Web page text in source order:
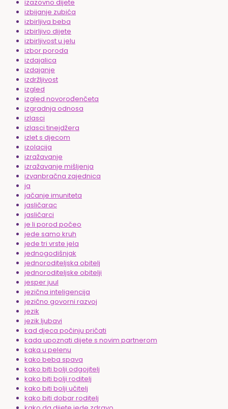
izazovno dijete
izbijanje zubića
izbirljiva beba
izbirljivo dijete
izbirljivost u jelu
izbor poroda
izdajalica
izdajanje
izdržljivost
izgled
izgled novorođenčeta
izgradnja odnosa
izlasci
izlasci tinejdžera
izlet s djecom
izolacija
izražavanje
izražavanje mišljenja
izvanbračna zajednica
ja
jačanje imuniteta
jasličarac
jasličarci
je li porod počeo
jede samo kruh
jede tri vrste jela
jednogodišnjak
jednoroditeljska obitelj
jednoroditeljske obitelji
jesper juul
jezična inteligencija
jezično govorni razvoj
jezik
jezik ljubavi
kad djeca počinju pričati
kada upoznati dijete s novim partnerom
kaka u pelenu
kako beba spava
kako biti bolji odgojitelj
kako biti bolji roditelj
kako biti bolji učitelj
kako biti dobar roditelj